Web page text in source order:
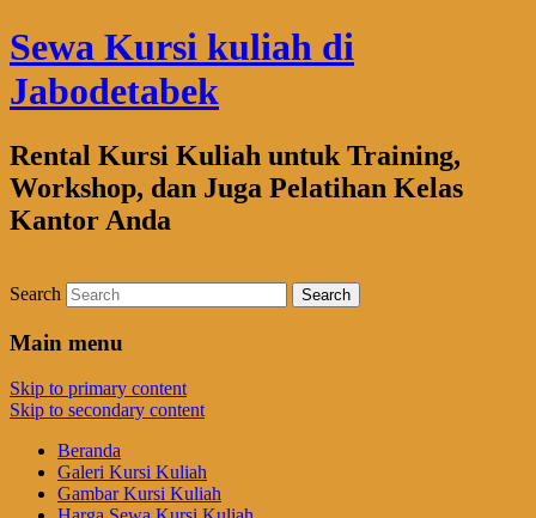
Sewa Kursi kuliah di
Jabodetabek
Rental Kursi Kuliah untuk Training,
Workshop, dan Juga Pelatihan Kelas
Kantor Anda
Search
Main menu
Skip to primary content
Skip to secondary content
Beranda
Galeri Kursi Kuliah
Gambar Kursi Kuliah